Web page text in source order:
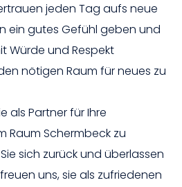
jeden Tag aufs neue
ein gutes Gefühl geben und
Würde und Respekt
nötigen Raum für neues zu
als Partner für Ihre
Raum Schermbeck zu
sich zurück und überlassen
uns, sie als zufriedenen